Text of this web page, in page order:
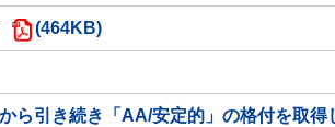
(464KB)
ら引き続き「AA/安定的」の格付を取得